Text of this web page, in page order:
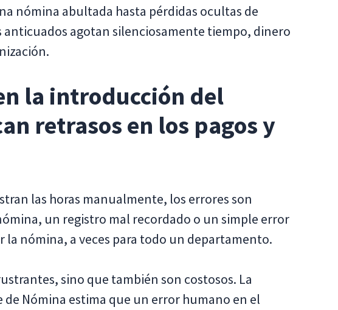
nómina abultada hasta pérdidas ocultas de
agotan silenciosamente tiempo, dinero
la introducción del
retrasos en los pagos y
las horas manualmente, los errores son
un registro mal recordado o un simple error
nómina, a veces para todo un departamento.
sino que también son costosos. La
Nómina estima que un error humano en el